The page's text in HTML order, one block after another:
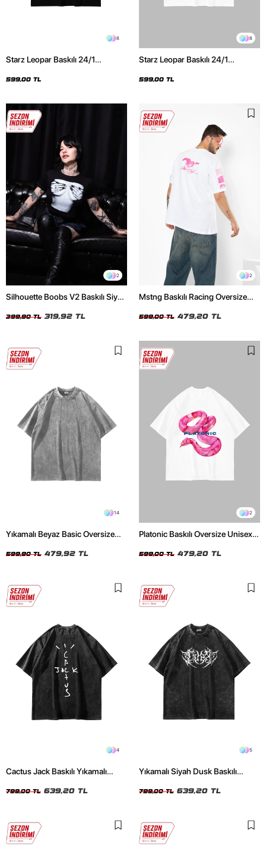
8
Starz Leopar Baskılı 24/1
599,00 TL
8
Starz Leopar Baskılı 24/1
599,00 TL
2
Silhouette Boobs V2 Baskılı Siyah
399,90 TL 319,92 TL
2
Mstng Baskılı Racing Oversize
599,00 TL 479,20 TL
14
Yıkamalı Beyaz Basic Oversize
599,90 TL 479,92 TL
2
Platonic Baskılı Oversize Unisex
599,00 TL 479,20 TL
4
Cactus Jack Baskılı Yıkamalı
799,00 TL 639,20 TL
5
Yıkamalı Siyah Dusk Baskılı
799,00 TL 639,20 TL